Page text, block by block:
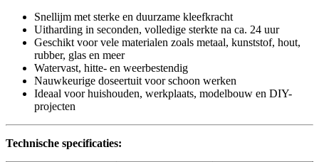
Snellijm met sterke en duurzame kleefkracht
Uitharding in seconden, volledige sterkte na ca. 24 uur
Geschikt voor vele materialen zoals metaal, kunststof, hout,
rubber, glas en meer
Watervast, hitte- en weerbestendig
Nauwkeurige doseertuit voor schoon werken
Ideaal voor huishouden, werkplaats, modelbouw en DIY-
projecten
Technische specificaties: